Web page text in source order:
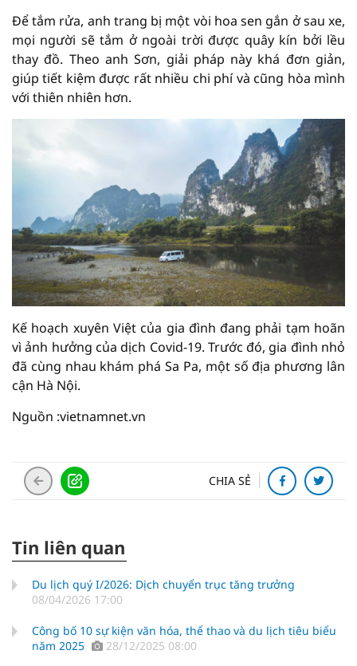
Để tắm rửa, anh trang bị một vòi hoa sen gắn ở sau xe,
mọi người sẽ tắm ở ngoài trời được quây kín bởi lều
thay đồ. Theo anh Sơn, giải pháp này khá đơn giản,
giúp tiết kiệm được rất nhiều chi phí và cũng hòa mình
với thiên nhiên hơn.
Kế hoạch xuyên Việt của gia đình đang phải tạm hoãn
vì ảnh hưởng của dịch Covid-19. Trước đó, gia đình nhỏ
đã cùng nhau khám phá Sa Pa, một số địa phương lân
cận Hà Nội.
Nguồn :vietnamnet.vn
CHIA SẺ
Tin liên quan
Du lịch quý I/2026: Dịch chuyển trục tăng trưởng
08/04/2026 17:00
Công bố 10 sự kiện văn hóa, thể thao và du lịch tiêu biểu
năm 2025
28/12/2025 08:00